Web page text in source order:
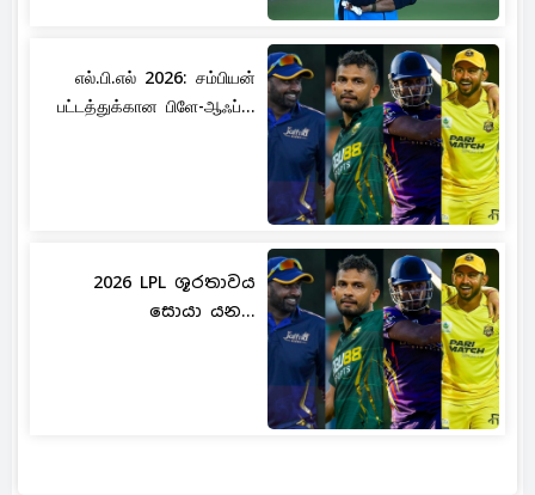
எல்.பி.எல் 2026: சம்பியன்
பட்டத்துக்கான பிளே-ஆஃப்...
2026 LPL ශූරතාවය
සොයා යන...